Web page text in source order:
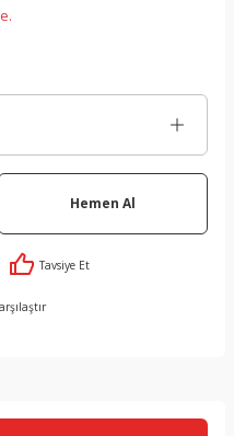
Hemen Al
Tavsiye Et